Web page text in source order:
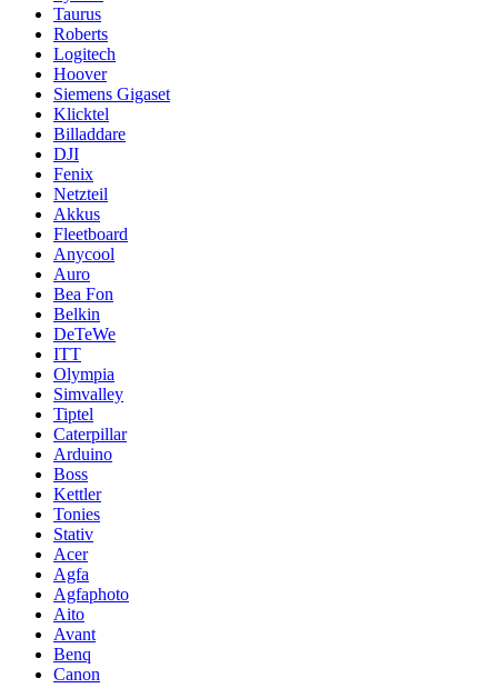
Taurus
Roberts
Logitech
Hoover
Siemens Gigaset
Klicktel
Billaddare
DJI
Fenix
Netzteil
Akkus
Fleetboard
Anycool
Auro
Bea Fon
Belkin
DeTeWe
ITT
Olympia
Simvalley
Tiptel
Caterpillar
Arduino
Boss
Kettler
Tonies
Stativ
Acer
Agfa
Agfaphoto
Aito
Avant
Benq
Canon